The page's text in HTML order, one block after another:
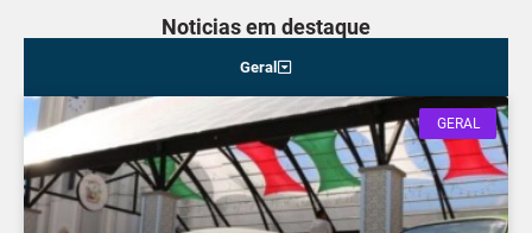
Noticias em destaque
Geral
GERAL